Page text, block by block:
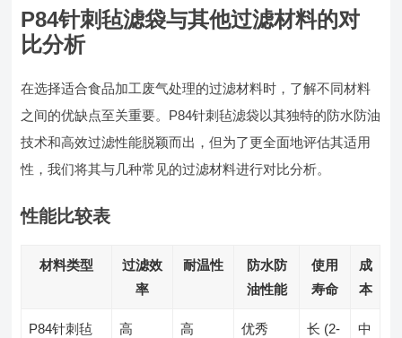
P84针刺毡滤袋与其他过滤材料的对
比分析
在选择适合食品加工废气处理的过滤材料时，了解不同材料
之间的优缺点至关重要。P84针刺毡滤袋以其独特的防水防油
技术和高效过滤性能脱颖而出，但为了更全面地评估其适用
性，我们将其与几种常见的过滤材料进行对比分析。
性能比较表
材料类型
过滤效
率
耐温性
防水防
油性能
使用
寿命
成
本
P84针刺毡
高
高
优秀
长 (2-
中